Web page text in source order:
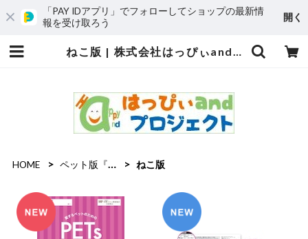
「PAY IDアプリ」でフォローしてショップの最新情
報を受け取ろう
開く
ねこ版 | 株式会社はっぴぃandプロジェクト
HOME ペット版『ゆいごん白書®』 ねこ版